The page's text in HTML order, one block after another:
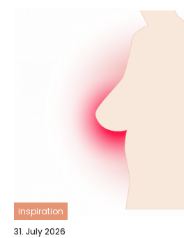
inspiration
31. July 2026